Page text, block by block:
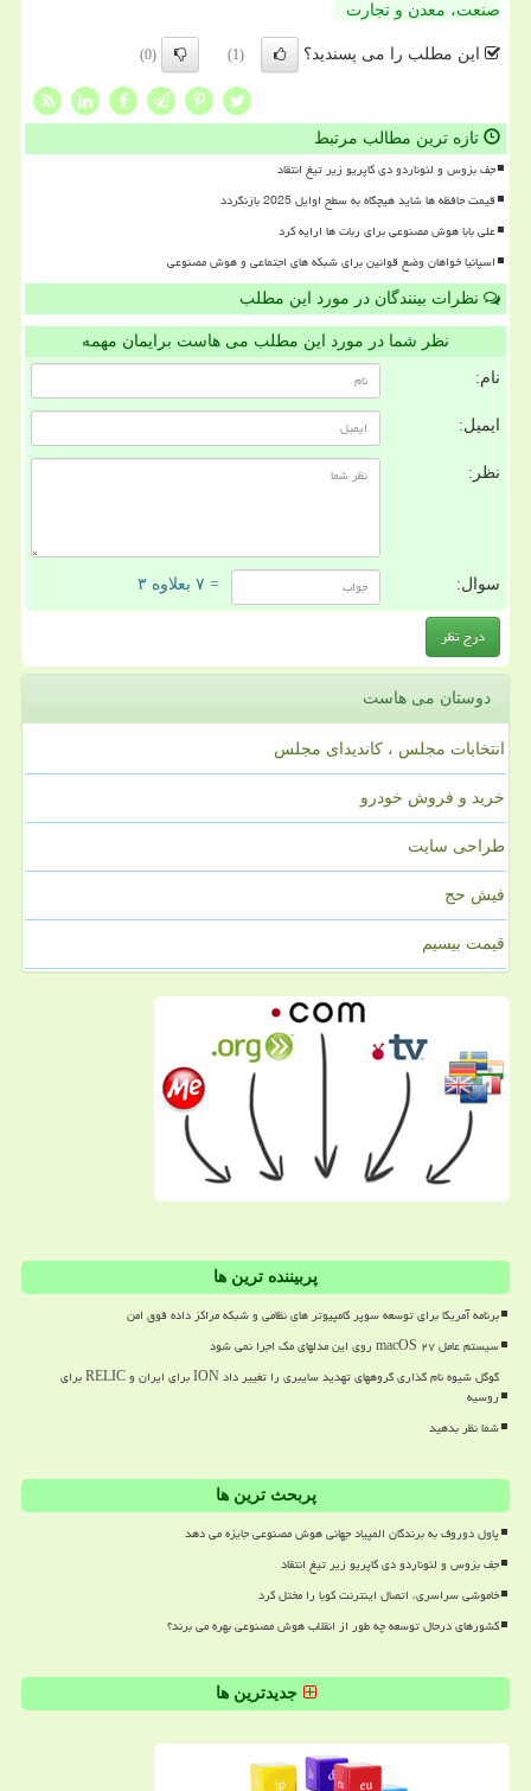
صنعت، معدن و تجارت
این مطلب را می پسندید؟ (1)
(0)
تازه ترین مطالب مرتبط
جف بزوس و لئوناردو دی کاپریو زیر تیغ انتقاد
قیمت حافظه ها شاید هیچگاه به سطح اوایل 2025 بازنگردد
علی بابا هوش مصنوعی برای ربات ها ارایه کرد
اسپانیا خواهان وضع قوانین برای شبکه های اجتماعی و هوش مصنوعی
نظرات بینندگان در مورد این مطلب
نظر شما در مورد این مطلب می هاست برایمان مهمه
نام:
ایمیل:
نظر:
سوال: = ۷ بعلاوه ۳
دوستان می هاست
انتخابات مجلس ، کاندیدای مجلس
خرید و فروش خودرو
طراحی سایت
فیش حج
قیمت بیسیم
پربیننده ترین ها
برنامه آمریکا برای توسعه سوپر کامپیوتر های نظامی و شبکه مراکز داده فوق امن
سیستم عامل macOS ۲۷ روی این مدلهای مک اجرا نمی شود
گوگل شیوه نام گذاری گروههای تهدید سایبری را تغییر داد ION برای ایران و RELIC برای
روسیه
شما نظر بدهید
پربحث ترین ها
پاول دوروف به برندگان المپیاد جهانی هوش مصنوعی جایزه می دهد
جف بزوس و لئوناردو دی کاپریو زیر تیغ انتقاد
خاموشی سراسری، اتصال اینترنت کوبا را مختل کرد
کشورهای درحال توسعه چه طور از انقلاب هوش مصنوعی بهره می برند؟
جدیدترین ها